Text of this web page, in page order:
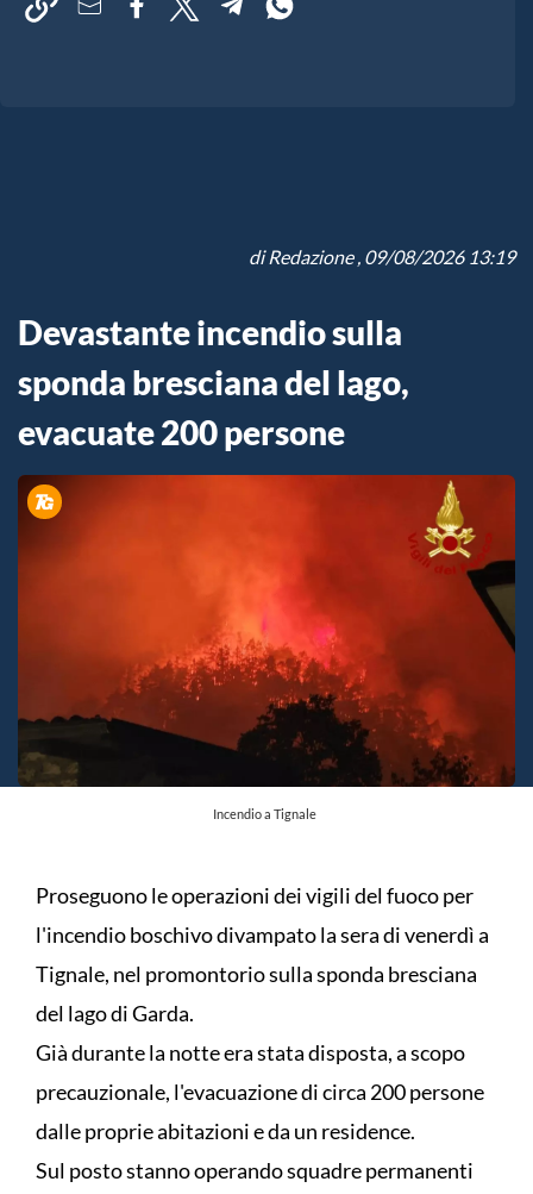
diRedazione, 09/08/2026 13:19
Devastante incendio sulla
sponda bresciana del lago,
evacuate 200 persone
Incendio a Tignale
Proseguono le operazioni dei vigili del fuoco per
l'incendio boschivo divampato la sera di venerdì a
Tignale, nel promontorio sulla sponda bresciana
del lago di Garda.
Già durante la notte era stata disposta, a scopo
precauzionale, l'evacuazione di circa 200 persone
dalle proprie abitazioni e da un residence.
Sul posto stanno operando squadre permanenti